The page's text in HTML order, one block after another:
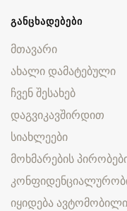
ᲒᲐᲜᲪᲮᲐᲓᲔᲑᲔᲑᲘ
მთავარი
ახალი დამატებული
ჩვენ შესახებ
დაგვიკავშირდით
სიახლეები
მოხმარების
იყიდება ავტომობილი